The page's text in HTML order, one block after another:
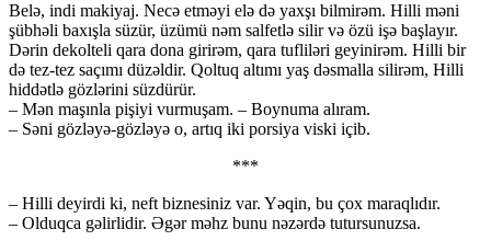
Belə, indi makiyaj. Necə etməyi elə də yaxşı bilmirəm. Hilli məni
şübhəli baxışla süzür, üzümü nəm salfetlə silir və özü işə başlayır.
Dərin dekolteli qara dona girirəm, qara tufliləri geyinirəm. Hilli bir
də tez-tez saçımı düzəldir. Qoltuq altımı yaş dəsmalla silirəm, Hilli
hiddətlə gözlərini süzdürür.
– Mən maşınla pişiyi vurmuşam. – Boynuma alıram.
– Səni gözləyə-gözləyə o, artıq iki porsiya viski içib.
***
– Hilli deyirdi ki, neft biznesiniz var. Yəqin, bu çox maraqlıdır.
– Olduqca gəlirlidir. Əgər məhz bunu nəzərdə tutursunuzsa.